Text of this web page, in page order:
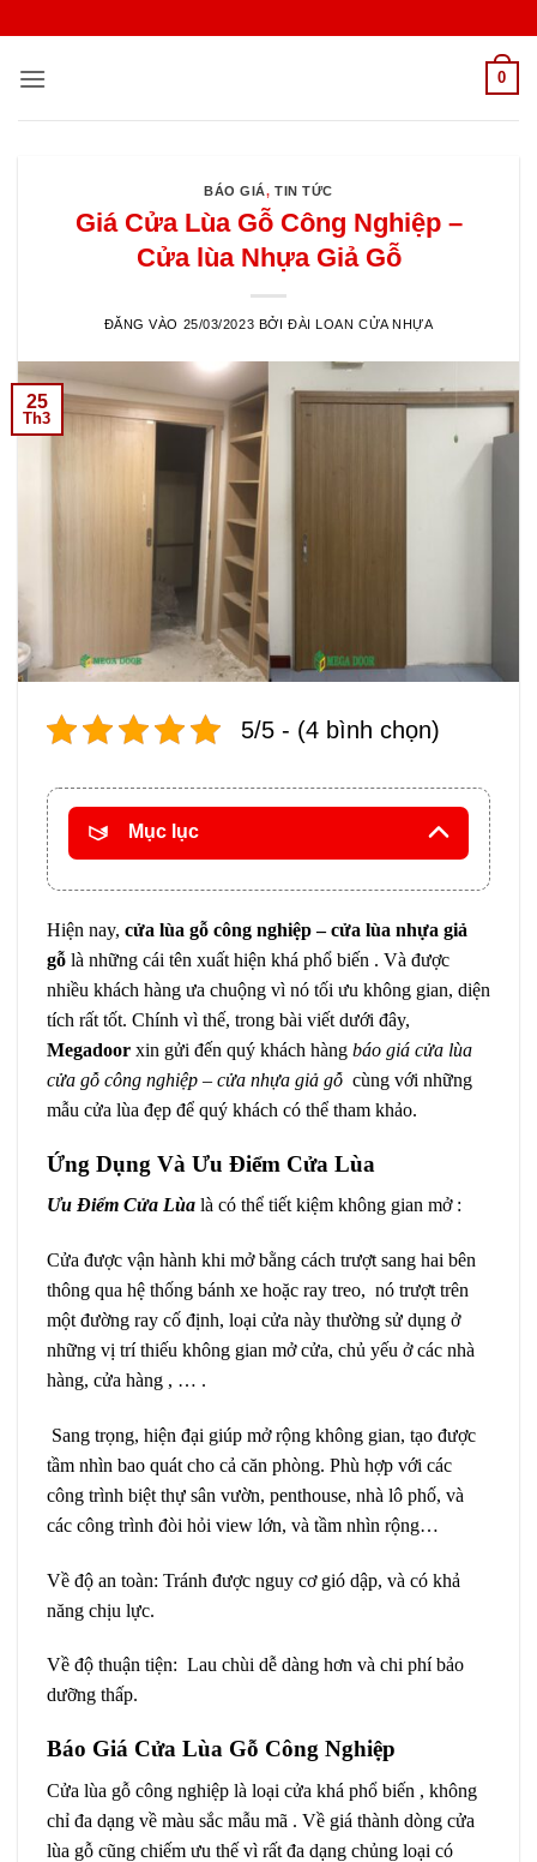
nội
0
BÁO GIÁ,TIN TỨC
Giá Cửa Lùa Gỗ Công Nghiệp –
Cửa lùa Nhựa Giả Gỗ
ĐĂNG VÀO 25/03/2023 BỞI ĐÀI LOAN CỬA NHỰA
25
Th3
5/5 - (4 bình chọn)
Mục lục
Hiện nay, cửa lùa gỗ công nghiệp – cửa lùa nhựa giả
gỗ là những cái tên xuất hiện khá phổ biến . Và được
nhiều khách hàng ưa chuộng vì nó tối ưu không gian, diện
tích rất tốt. Chính vì thế, trong bài viết dưới đây,
Megadoor xin gửi đến quý khách hàng báo giá cửa lùa
cửa gỗ công nghiệp – cửa nhựa giả gỗ cùng với những
mẫu cửa lùa đẹp để quý khách có thể tham khảo.
Ứng Dụng Và Ưu Điểm Cửa Lùa
Ưu Điểm Cửa Lùa là có thể tiết kiệm không gian mở :
Cửa được vận hành khi mở bằng cách trượt sang hai bên
thông qua hệ thống bánh xe hoặc ray treo, nó trượt trên
một đường ray cố định, loại cửa này thường sử dụng ở
những vị trí thiếu không gian mở cửa, chủ yếu ở các nhà
hàng, cửa hàng , … .
Sang trọng, hiện đại giúp mở rộng không gian, tạo được
tầm nhìn bao quát cho cả căn phòng. Phù hợp với các
công trình biệt thự sân vườn, penthouse, nhà lô phố, và
các công trình đòi hỏi view lớn, và tầm nhìn rộng…
Về độ an toàn: Tránh được nguy cơ gió dập, và có khả
năng chịu lực.
Về độ thuận tiện: Lau chùi dễ dàng hơn và chi phí bảo
dưỡng thấp.
Báo Giá Cửa Lùa Gỗ Công Nghiệp
Cửa lùa gỗ công nghiệp là loại cửa khá phổ biến , không
chỉ đa dạng về màu sắc mẫu mã . Về giá thành dòng cửa
lùa gỗ cũng chiếm ưu thế vì rất đa dạng chủng loại có